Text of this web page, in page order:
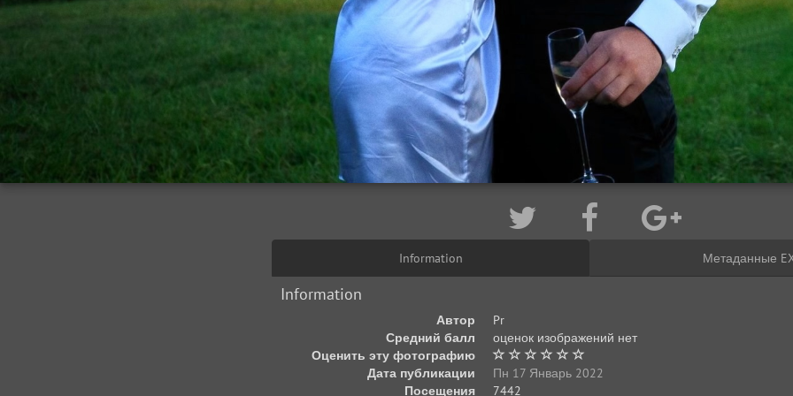
Information Метаданные
Information
Автор
Pr
Средний балл
оценок изображений нет
Оценить эту фотографию
Дата публикации
Пн 17 Январь 2022
Посещения
7442